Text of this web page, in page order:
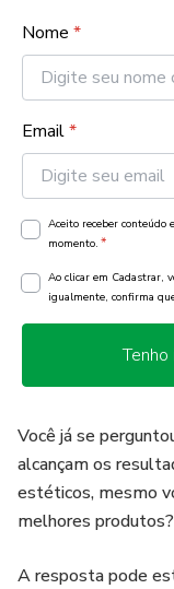
Nome *
Email*
Aceito receber conteúdo
momento. *
Ao clicar em Cadastrar,
igualmente, confirma
Você já se
alcançam os
estéticos, mesmo
melhores produtos?
A resposta pode